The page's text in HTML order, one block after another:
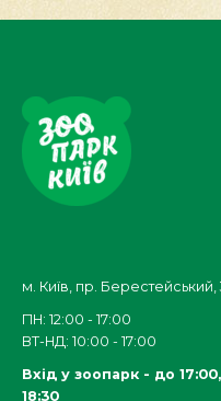
м. Київ, пр. Берестейський,
ПН: 12:00 - 17:00
ВТ-НД: 10:00 - 17:00
Вхід у зоопарк - до 17:00,
18:30